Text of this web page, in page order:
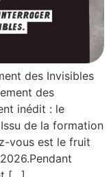
des Invisibles
des
inédit : le
de la formation
vous est le fruit